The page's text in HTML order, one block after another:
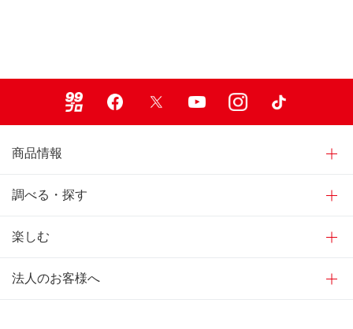
商品情報
調べる・探す
楽しむ
法人のお客様へ